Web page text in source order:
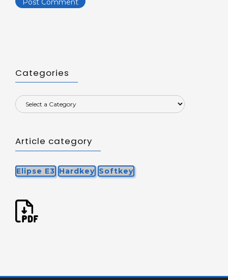
Categories
Article category
Elipse E3 Hardkey Softkey